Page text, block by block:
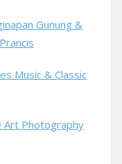
Gunung &
Music & Classic
Art Photography